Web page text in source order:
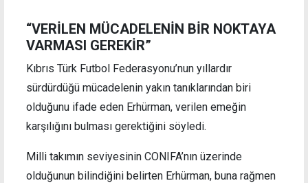
“VERİLEN MÜCADELENİN BİR NOKTAYA
VARMASI GEREKİR”
Kıbrıs Türk Futbol Federasyonu’nun yıllardır
sürdürdüğü mücadelenin yakın tanıklarından biri
olduğunu ifade eden Erhürman, verilen emeğin
karşılığını bulması gerektiğini söyledi.
Milli takımın seviyesinin CONIFA’nın üzerinde
olduğunun bilindiğini belirten Erhürman, buna rağmen